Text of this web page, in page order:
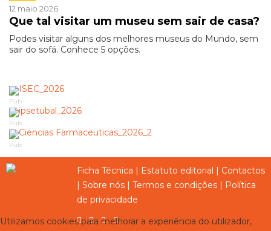
12 maio 2026
Que tal visitar um museu sem sair de casa?
Podes visitar alguns dos melhores museus do Mundo, sem
sair do sofá. Conhece 5 opções.
Pub
Pub
Pub
Ficha Técnica | Estatuto editorial | Contactos
| Sobre nós | Termos e condições | Política
de privacidade
Utilizamos cookies para melhorar a experiência do utilizador,